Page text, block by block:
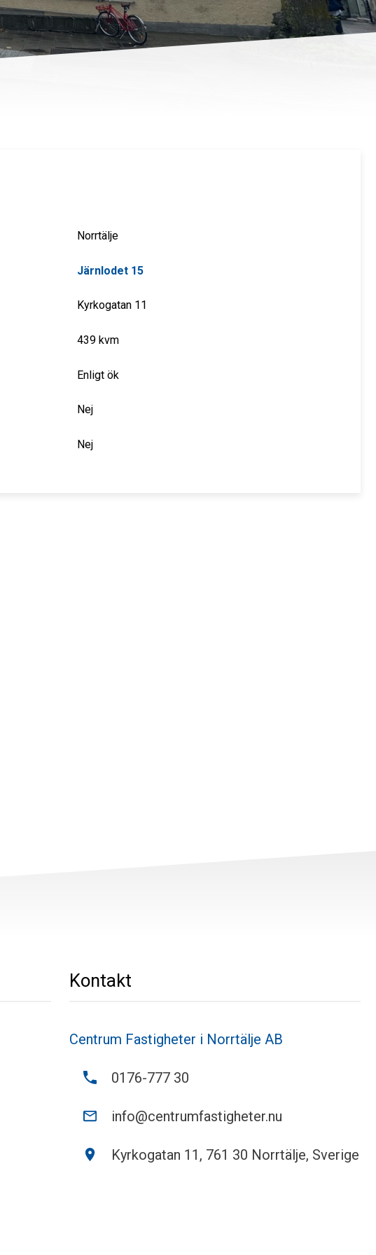
Norrtälje
Järnlodet 15
Kyrkogatan 11
439 kvm
Enligt ök
Nej
Nej
Kontakt
Centrum Fastigheter i Norrtälje AB
0176-777 30
info@centrumfastigheter.nu
Kyrkogatan 11, 761 30 Norrtälje, Sverige